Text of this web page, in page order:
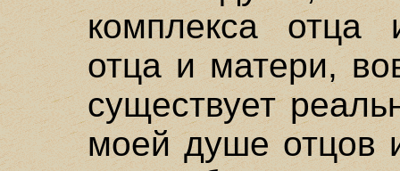
комплекса отца
отца и матери,
существует
моей душе отцов